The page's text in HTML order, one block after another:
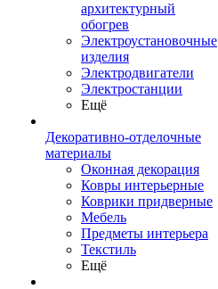
архитектурный
обогрев
Электроустановочные
изделия
Электродвигатели
Электростанции
Ещё
Декоративно-отделочные
материалы
Оконная декорация
Ковры интерьерные
Коврики придверные
Мебель
Предметы интерьера
Текстиль
Ещё